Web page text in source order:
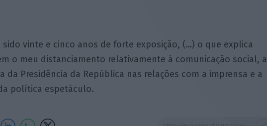
sido vinte e cinco anos de forte exposição, (…) o que explica
o meu distanciamento relativamente à comunicação social, a
da Presidência da República nas relações com a imprensa e a
política espetáculo.